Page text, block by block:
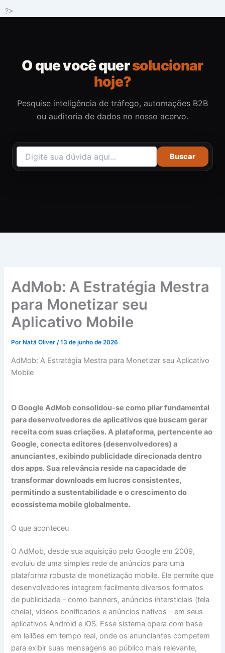
para
?>
O que você quersolucionar
hoje?
Pesquise inteligência de tráfego, automações B2B
ou auditoria de dados no nosso acervo.
Buscar
AdMob: A Estratégia Mestra
para Monetizar seu
Aplicativo Mobile
Por Natã Oliver/13 de junho de 2026
AdMob: A Estratégia Mestra para Monetizar seu Aplicativo
Mobile
O Google AdMob consolidou-se como pilar fundamental
para desenvolvedores de aplicativos que buscam gerar
receita com suas criações. A plataforma, pertencente ao
Google, conecta editores (desenvolvedores) a
anunciantes, exibindo publicidade direcionada dentro
dos apps. Sua relevância reside na capacidade de
transformar downloads em lucros consistentes,
permitindo a sustentabilidade e o crescimento do
ecossistema mobile globalmente.
O que aconteceu
O AdMob, desde sua aquisição pelo Google em 2009,
evoluiu de uma simples rede de anúncios para uma
plataforma robusta de monetização mobile. Ele permite que
desenvolvedores integrem facilmente diversos formatos
de publicidade – como banners, anúncios intersticiais (tela
cheia), vídeos bonificados e anúncios nativos – em seus
aplicativos Android e iOS. Esse sistema opera com base
em leilões em tempo real, onde os anunciantes competem
para exibir suas mensagens ao público mais relevante,